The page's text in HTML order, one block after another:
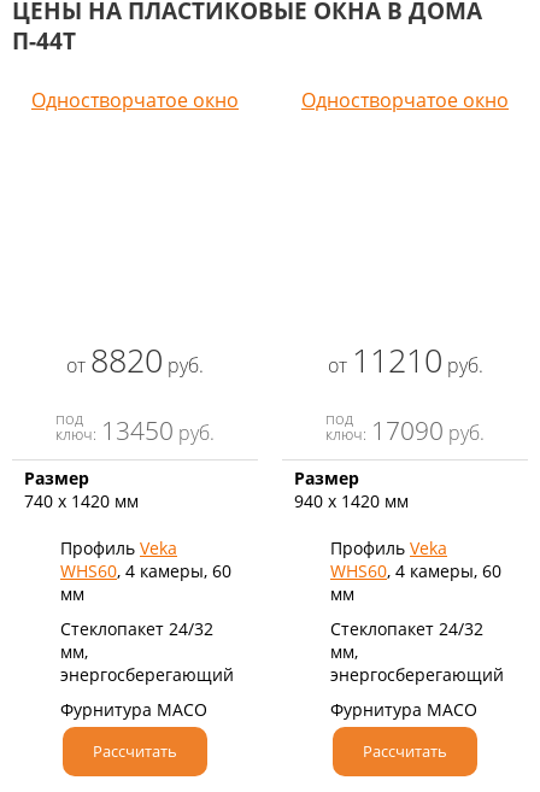
ЦЕНЫ НА ПЛАСТИКОВЫЕ ОКНА В ДОМА
П-44Т
Одностворчатое окно
от 8820 руб.
под
ключ: 13450 руб.
Размер
740 х 1420 мм
Профиль Veka
WHS60, 4 камеры, 60
мм
Стеклопакет 24/32
мм,
энергосберегающий
Фурнитура MACO
Рассчитать
Одностворчатое окно
от 11210 руб.
под
ключ: 17090 руб.
Размер
940 х 1420 мм
Профиль Veka
WHS60, 4 камеры, 60
мм
Стеклопакет 24/32
мм,
энергосберегающий
Фурнитура MACO
Рассчитать